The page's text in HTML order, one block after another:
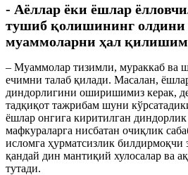
- Аёллар ёки ёшлар
тушиб қолишининг олдини
муаммоларни ҳал
– Муаммолар тизимли, мураккаб ва
ечимни талаб қилади. Масалан,
диндорлигини оширишимиз керак,
тадқиқот тажрибам шуни
ёшлар онгига киритилган
мафкураларга нисбатан очиқлик
исломга ҳурматсизлик билдирмоқчи
қандай дин мантиқий хулосалар ва
тутади.